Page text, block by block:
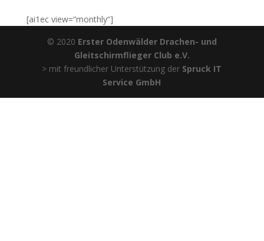
[ai1ec view=“monthly“]
© 2020 Erster Odenwälder Drachen- und
Gleitschirmflieger Club e.V.
> mit freundlicher Unterstützung der Spruck IT
Service GmbH